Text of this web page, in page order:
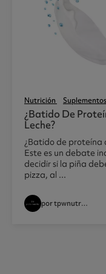
Nutrición Suplementos
¿batido De
Leche?
¿Batido de proteína
Este es un debate
decidir si la piña
pizza, al ...
por tpwnutritionist